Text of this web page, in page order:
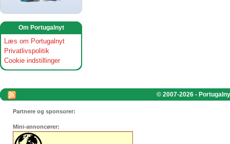
Om Portugalnyt
Læs om Portugalnyt
Privatlivspolitik
Cookie indstillinger
© 2007-2026 -
Partnere og sponsorer:
Mini-annoncører: